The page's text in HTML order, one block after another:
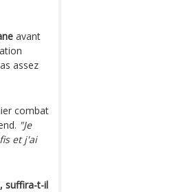
avant
assez
combat
"Je
et j'ai
suffira-t-il